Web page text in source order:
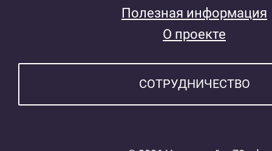
Полезная информация
О проекте
СОТРУДНИЧЕСТВО